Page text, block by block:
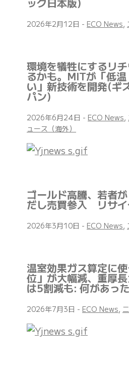
2026年2月12日 - ECO News,
環境を犠牲にするリ
るかも。MITが「低
い」新技術を開発(ギ
パン)
2026年6月24日 - ECO News,
ュース（海外）
ゴールド高騰、若者
だし売買参入 リサイ
2026年3月10日 - ECO News,
温室効果ガス算定に
位」が大幅減、重厚
は5割減も: 何があっ
2026年7月3日 - ECO News,